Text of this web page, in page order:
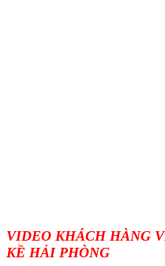
VIDEO KHÁCH HÀNG
KỀ HẢI PHÒNG